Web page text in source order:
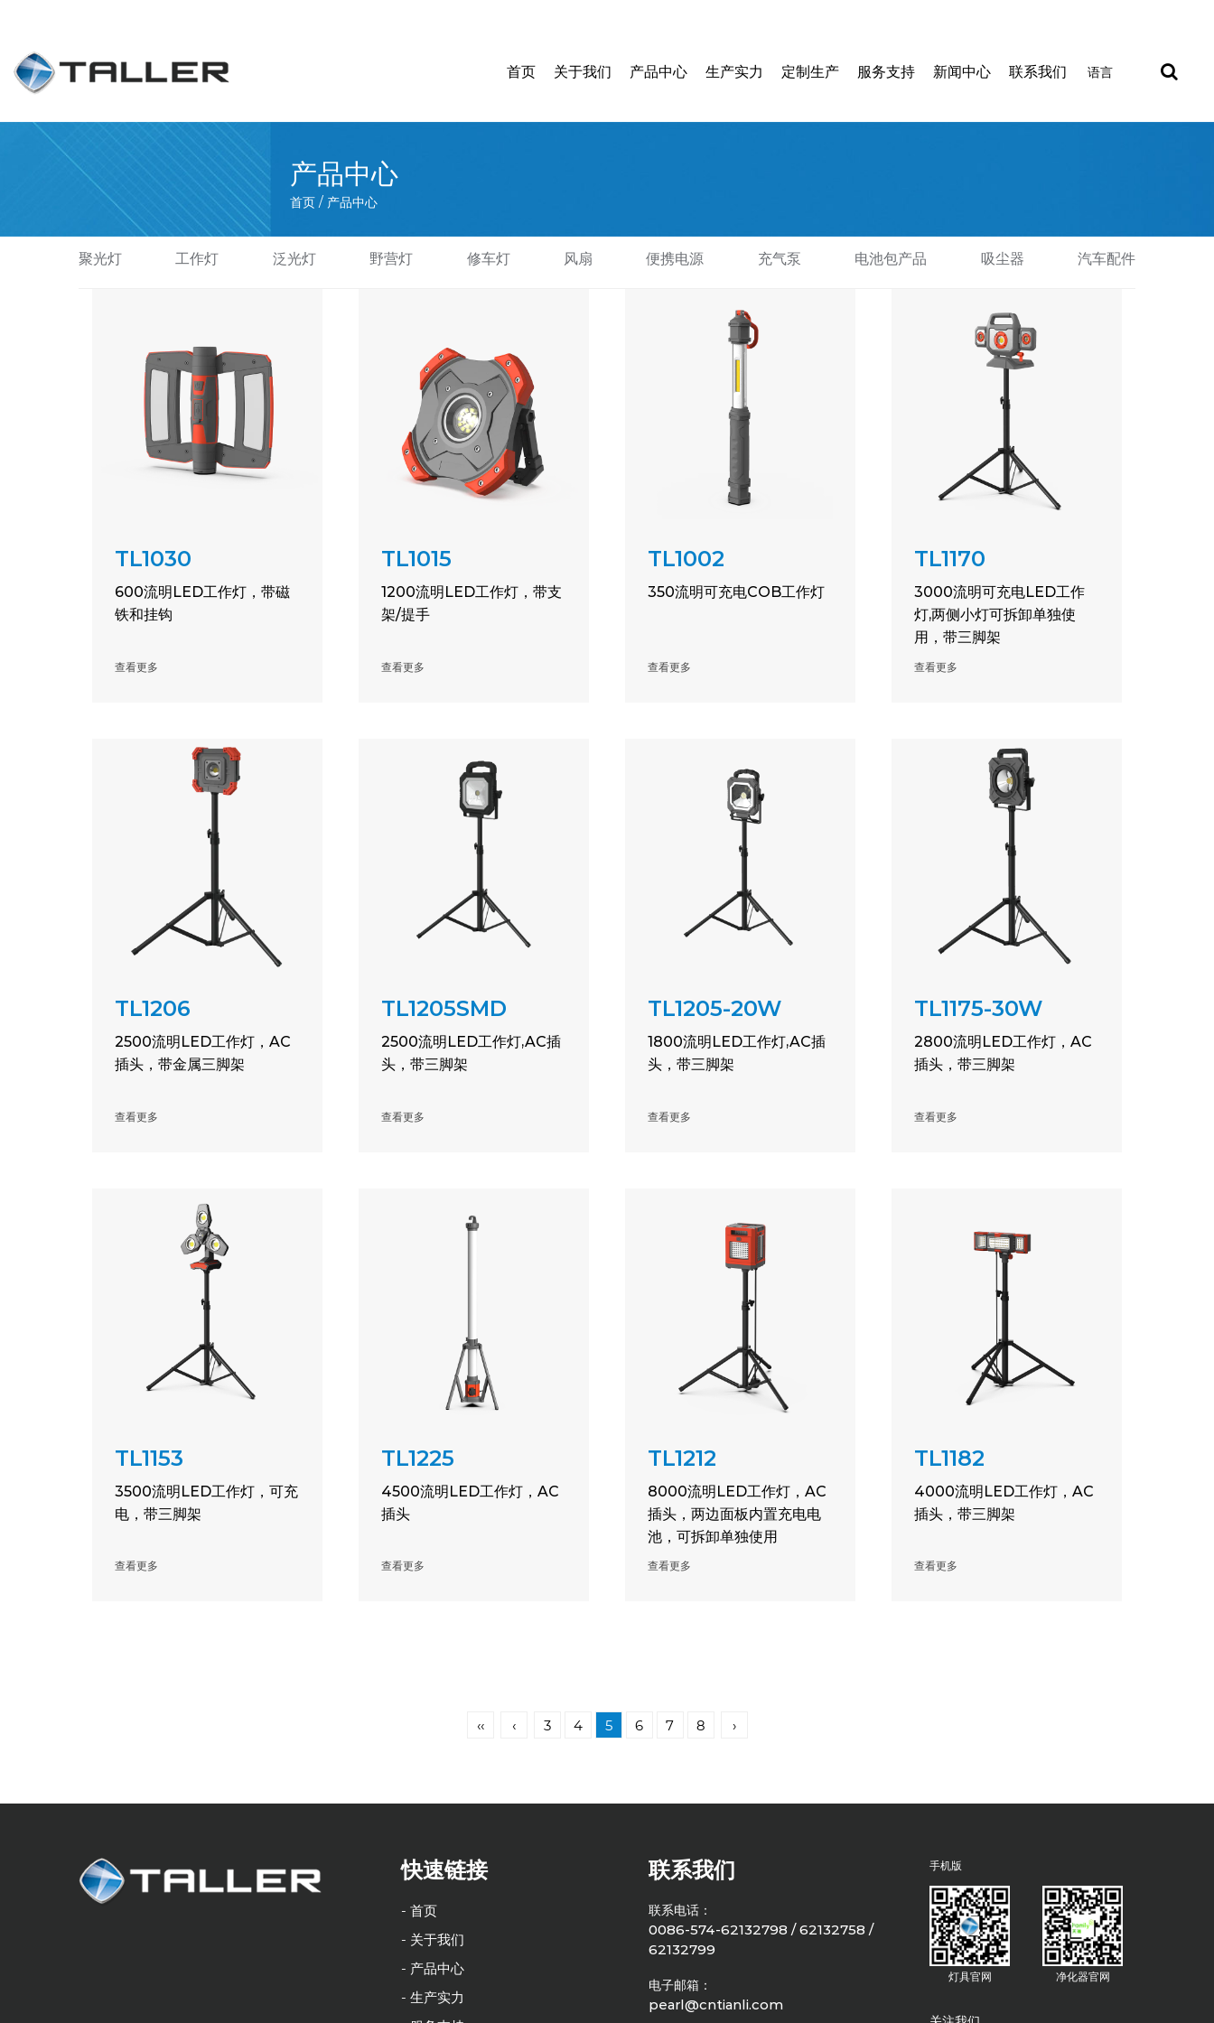
首页 关于我们 产品中心 生产实力 定制生产 服务支持 新闻中心 联系我们 语言
产品中心
首页 / 产品中心
聚光灯 工作灯 泛光灯 野营灯 修车灯 风扇 便携电源 充气泵 电池包产品 吸尘器 汽车配件
TL1030
600流明LED工作灯，带磁
铁和挂钩
查看更多
TL1015
1200流明LED工作灯，带支
架/提手
查看更多
TL1002
350流明可充电COB工作灯
查看更多
TL1170
3000流明可充电LED工作
灯,两侧小灯可拆卸单独使
用，带三脚架
查看更多
TL1206
2500流明LED工作灯，AC
插头，带金属三脚架
查看更多
TL1205SMD
2500流明LED工作灯,AC插
头，带三脚架
查看更多
TL1205-20W
1800流明LED工作灯,AC插
头，带三脚架
查看更多
TL1175-30W
2800流明LED工作灯，AC
插头，带三脚架
查看更多
TL1153
3500流明LED工作灯，可充
电，带三脚架
查看更多
TL1225
4500流明LED工作灯，AC
插头
查看更多
TL1212
8000流明LED工作灯，AC
插头，两边面板内置充电电
池，可拆卸单独使用
查看更多
TL1182
4000流明LED工作灯，AC
插头，带三脚架
查看更多
‹‹ ‹ 3 4 5 6 7 8 ›
快速链接
- 首页
- 关于我们
- 产品中心
- 生产实力
联系我们
联系电话：
0086-574-62132798 / 62132758 /
62132799
电子邮箱：
pearl@cntianli.com
手机版
灯具官网 净化器官网